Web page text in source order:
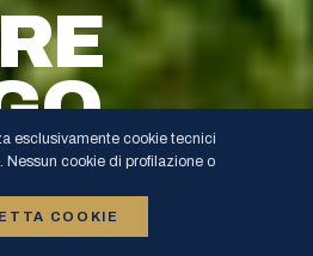
· VISTA LAGO · PISCINA PRIVATA
esclusivamente cookie tecnici
Nessun cookie di profilazione o
COOKIE